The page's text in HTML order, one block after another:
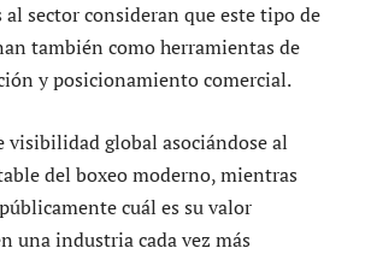
al sector consideran que este tipo de
también como herramientas de
y posicionamiento comercial.
visibilidad global asociándose al
del boxeo moderno, mientras
cuál es su valor
una industria cada vez más